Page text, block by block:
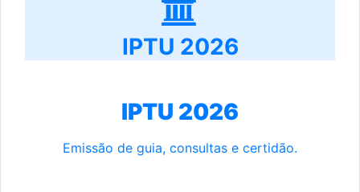
IPTU 2026
IPTU 2026
Emissão de guia, consultas e certidão.